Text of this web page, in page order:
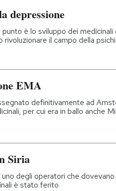
depressione
è lo sviluppo dei medicinali
il campo della
EMA
definitivamente ad
per cui era in ballo anche
Siria
degli operatori che
è stato ferito